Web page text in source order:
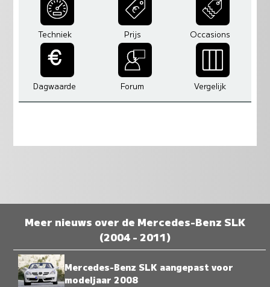
Techniek Prijs Occasions
Dagwaarde Forum Vergelijk
Meer nieuws over de Mercedes-Benz SLK
(2004 - 2011)
Mercedes-Benz SLK aangepast voor
modeljaar 2008